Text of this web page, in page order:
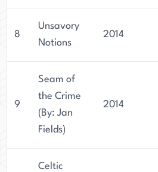
8
Unsavory
Notions
2014
9
Seam of
the Crime
(By: Jan
Fields)
2014
Celtic